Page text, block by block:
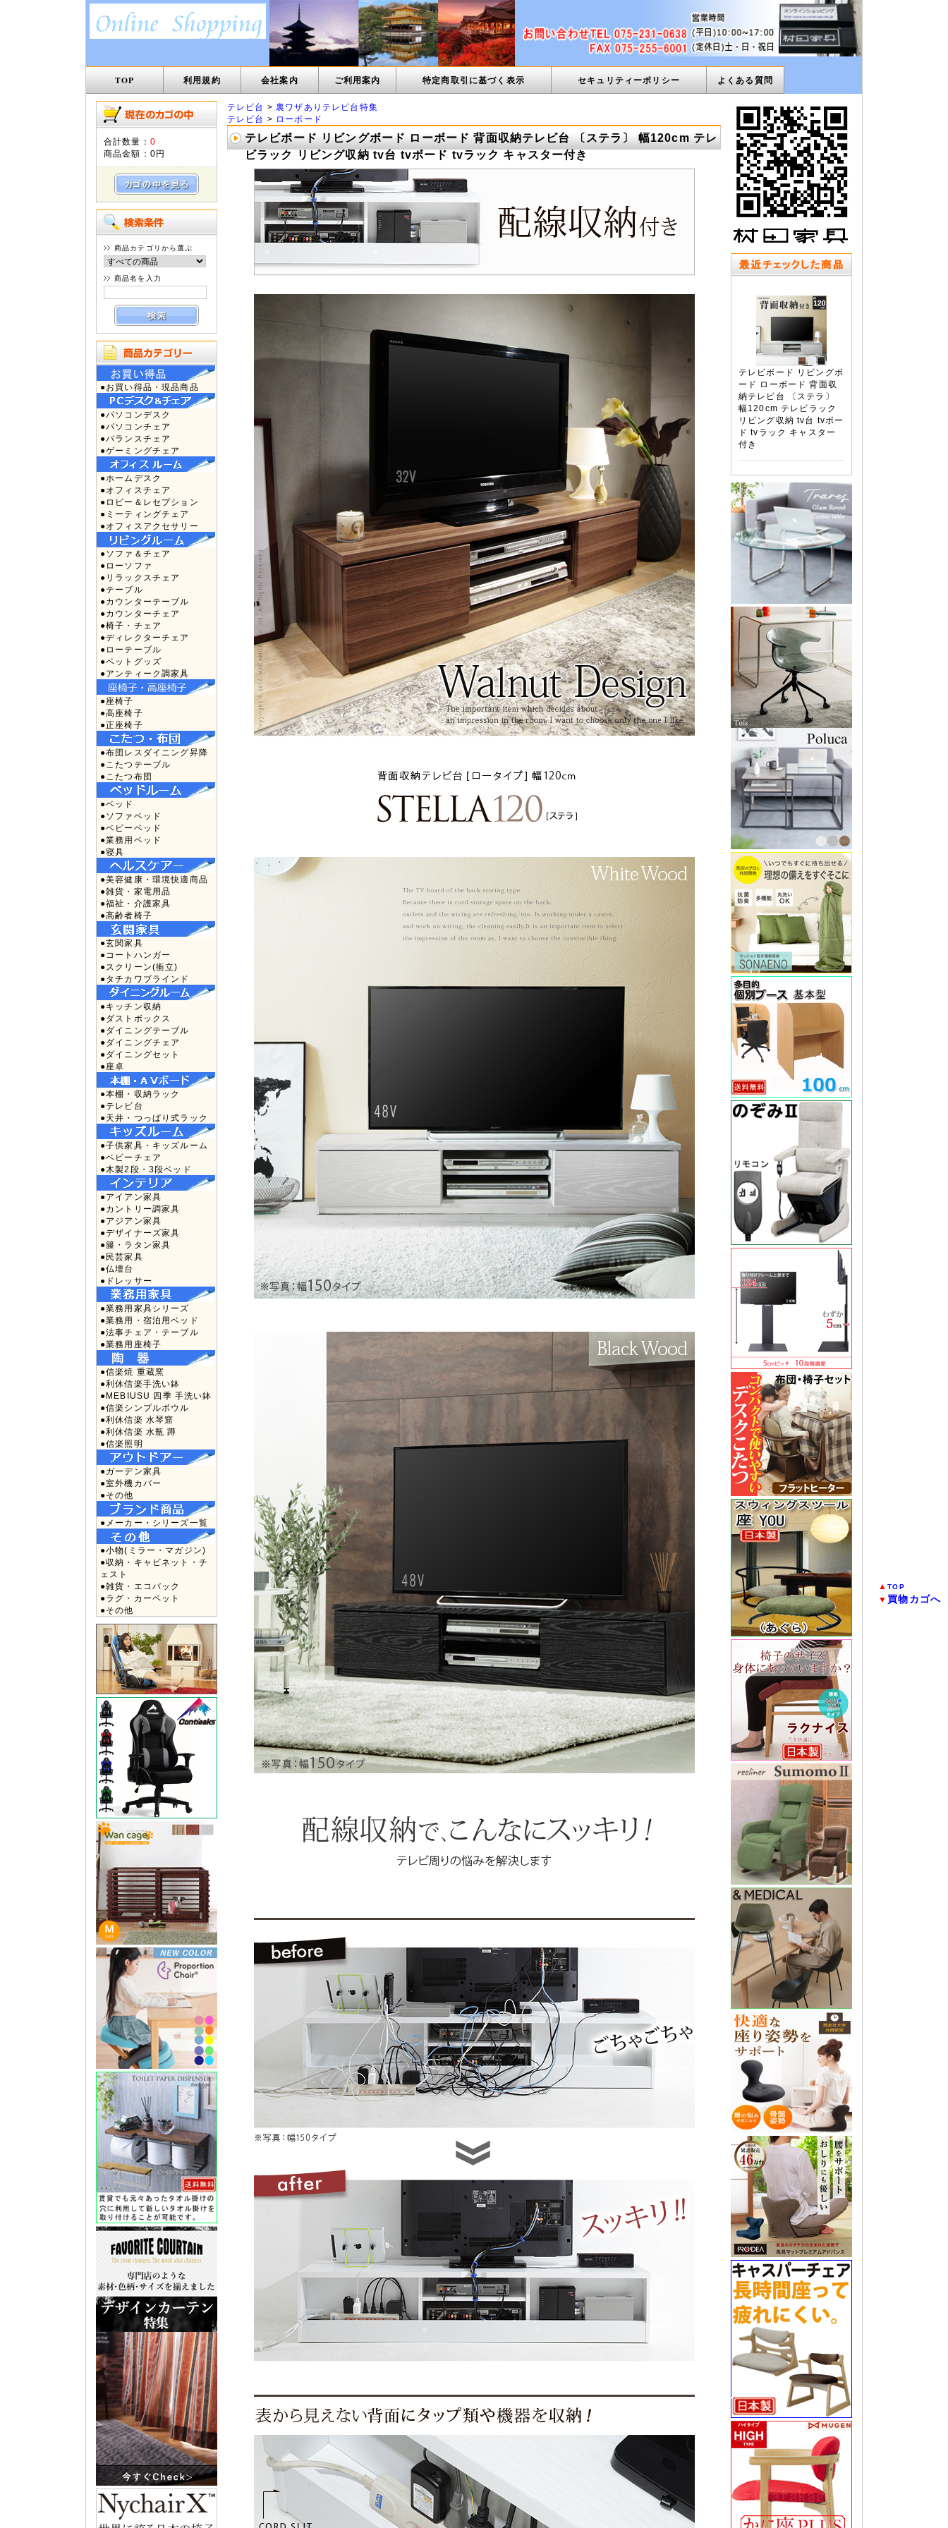
TOP 利用規約 会社案内 ご利用案内 特定商取引に基づく表示 セキュリティーポリシー よくある質問
合計数量： 0
商品金額： 0円
商品カテゴリから選ぶ
商品名を入力
●お買い得品・現品商品
●パソコンデスク
●パソコンチェア
●バランスチェア
●ゲーミングチェア
●ホームデスク
●オフィスチェア
●ロビー＆レセプション
●ミーティングチェア
●オフィスアクセサリー
●ソファ＆チェア
●ローソファ
●リラックスチェア
●テーブル
●カウンターテーブル
●カウンターチェア
●椅子・チェア
●ディレクターチェア
●ローテーブル
●ペットグッズ
●アンティーク調家具
●座椅子
●高座椅子
●正座椅子
●布団レスダイニング昇降
●こたつテーブル
●こたつ布団
●ベッド
●ソファベッド
●ベビーベッド
●業務用ベッド
●寝具
●美容健康・環境快適商品
●雑貨・家電用品
●福祉・介護家具
●高齢者椅子
●玄関家具
●コートハンガー
●スクリーン(衝立)
●タチカワブラインド
●キッチン収納
●ダストボックス
●ダイニングテーブル
●ダイニングチェア
●ダイニングセット
●座卓
●本棚・収納ラック
●テレビ台
●天井・つっぱり式ラック
●子供家具・キッズルーム
●ベビーチェア
●木製2段・3段ベッド
●アイアン家具
●カントリー調家具
●アジアン家具
●デザイナーズ家具
●籐・ラタン家具
●民芸家具
●仏壇台
●ドレッサー
●業務用家具シリーズ
●業務用・宿泊用ベッド
●法事チェア・テーブル
●業務用座椅子
●信楽焼 重蔵窯
●利休信楽手洗い鉢
●MEBIUSU 四季 手洗い鉢
●信楽シンプルボウル
●利休信楽 水琴窟
●利休信楽 水瓶 蹲
●信楽照明
●ガーデン家具
●室外機カバー
●その他
●メーカー・シリーズ一覧
●小物(ミラー・マガジン)
●収納・キャビネット・チ
ェスト
●雑貨・エコバック
●ラグ・カーペット
●その他
テレビ台 >裏ワザありテレビ台特集
テレビ台 > ローボード
テレビボード リビングボード ローボード 背面収納テレビ台 〔ステラ〕 幅120cm テレ
ビラック リビング収納 tv台 tvボード tvラック キャスター付き
テレビボード リビングボ
ード ローボード 背面収
納テレビ台 〔ステラ〕
幅120cm テレビラック
リビング収納 tv台 tvボー
ド tvラック キャスター
付き
▲TOP
▼ 買物カゴへ